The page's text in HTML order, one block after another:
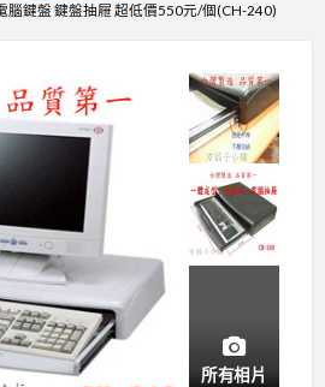
腦鍵盤 鍵盤抽屜 超低價550元/個(CH-240)
所有相片